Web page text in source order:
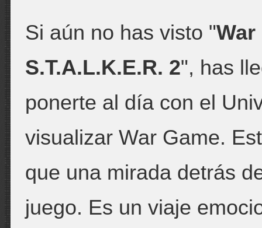
Si aún no has visto "War
S.T.A.L.K.E.R. 2", has
ponerte al día con el
visualizar War Game.
que una mirada detrás
juego. Es un viaje